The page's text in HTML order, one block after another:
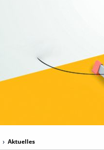
Aktuelles